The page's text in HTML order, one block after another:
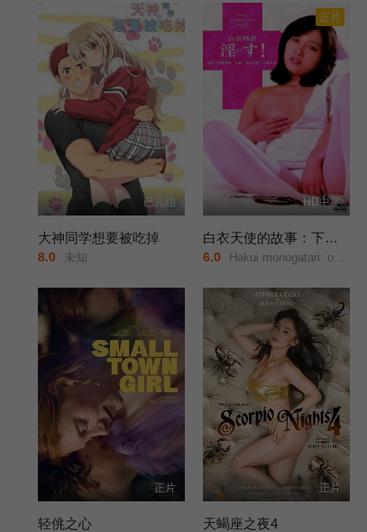
已完结
大神同学想要被吃掉
8.0 未知
正片
HD中字
白衣天使的故事：下流的行为
6.0 Hakui monogatari: okasu!/Story of White Coat: Indecent Acts/白衣物語/淫す！/
正片
轻佻之心
正片
天蝎座之夜4